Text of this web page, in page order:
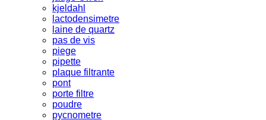
kjeldahl
lactodensimetre
laine de quartz
pas de vis
piege
pipette
plaque filtrante
pont
porte filtre
poudre
pycnometre